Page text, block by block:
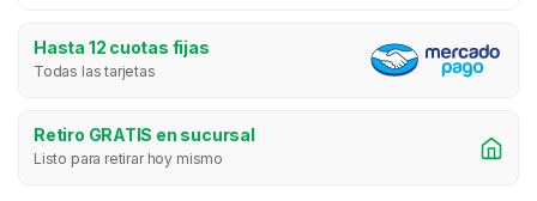
Hasta 12 cuotas fijas
Todas las tarjetas
Retiro GRATIS en sucursal
Listo para retirar hoy mismo